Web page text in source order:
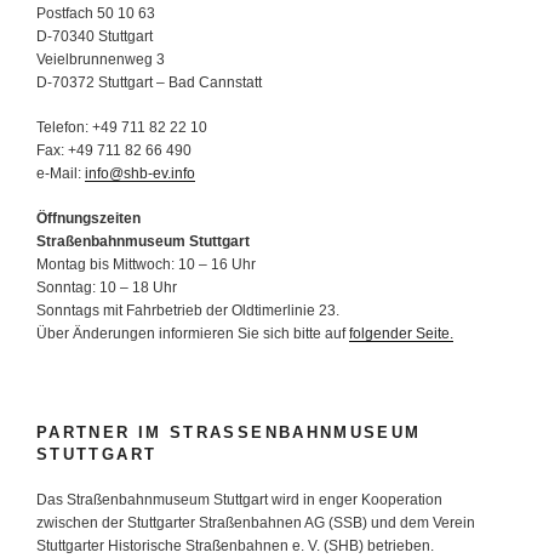
Postfach 50 10 63
D-70340 Stuttgart
Veielbrunnenweg 3
D-70372 Stuttgart – Bad Cannstatt
Telefon: +49 711 82 22 10
Fax: +49 711 82 66 490
e-Mail: info@shb-ev.info
Öffnungszeiten
Straßenbahnmuseum Stuttgart
Montag bis Mittwoch: 10 – 16 Uhr
Sonntag: 10 – 18 Uhr
Sonntags mit Fahrbetrieb der Oldtimerlinie 23.
Über Änderungen informieren Sie sich bitte auffolgender Seite.
PARTNER IM STRASSENBAHNMUSEUM S
TUTTGART
Das Straßenbahnmuseum Stuttgart wird in enger Kooperation
zwischen der Stuttgarter Straßenbahnen AG (SSB) und dem Verein
Stuttgarter Historische Straßenbahnen e. V. (SHB) betrieben.